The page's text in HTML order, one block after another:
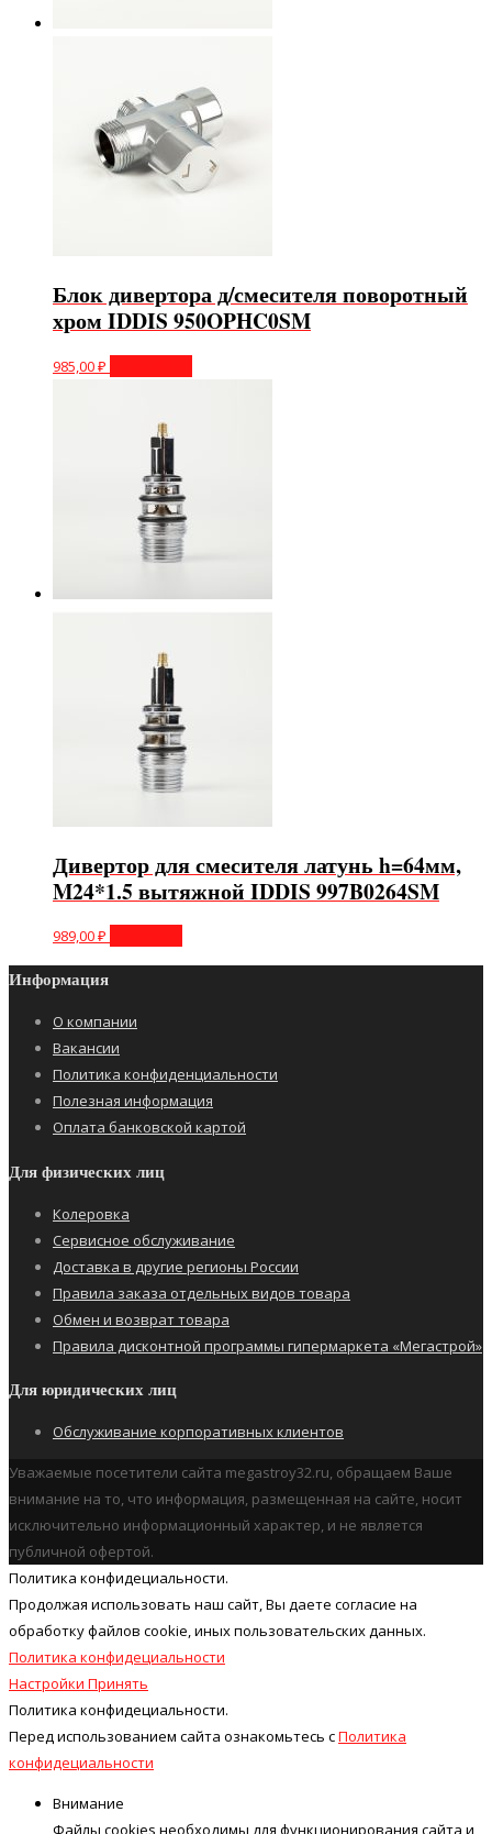
Блок дивертора д/смесителя поворотный
хром IDDIS 950OPHC0SM
985,00₽
Дивертор для смесителя латунь h=64мм,
M24*1.5 вытяжной IDDIS 997B0264SM
989,00₽
Информация
О компании
Вакансии
Политика конфиденциальности
Полезная информация
Оплата банковской картой
Для физических лиц
Колеровка
Сервисное обслуживание
Доставка в другие регионы России
Правила заказа отдельных видов товара
Обмен и возврат товара
Правила дисконтной программы гипермаркета «Мегастрой»
Для юридических лиц
Обслуживание корпоративных клиентов
Уважаемые посетители сайта megastroy32.ru, обращаем Ваше
внимание на то, что информация, размещенная на сайте, носит
исключительно информационный характер, и не является
публичной офертой.
Политика конфидециальности.
Продолжая использовать наш cайт, Вы даете согласие на
обработку файлов cookie, иных пользовательских данных.
Политика конфидециальности
Настройки Принять
Политика конфидециальности.
Перед использованием сайта ознакомьтесь сПолитика
конфидециальности
Внимание
Файлы cookies необходимы для функционирования сайта и